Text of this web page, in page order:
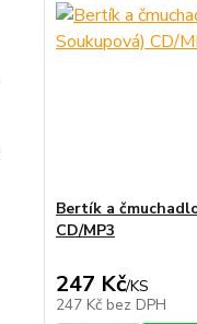
Bertík a
CD/MP3
247 Kč/KS
247 Kč bez DPH